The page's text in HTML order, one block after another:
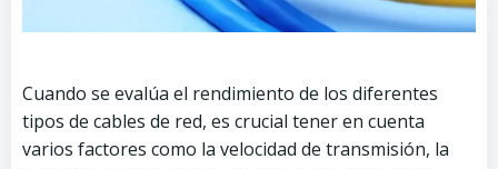
Cuando se evalúa el rendimiento de los diferentes
tipos de cables de red, es crucial tener en cuenta
varios factores como la velocidad de transmisión, la